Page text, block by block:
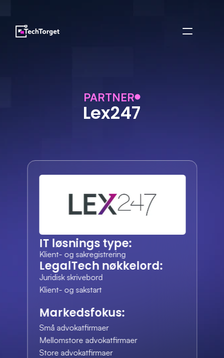
PARTNER
Lex247
IT løsnings type:
Klient- og sakregistrering
LegalTech nøkkelord:
Juridisk skrivebord
Klient- og sakstart
Markedsfokus:
Små advokatfirmaer
Mellomstore advokatfirmaer
Store advokatfirmaer